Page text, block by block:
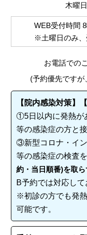
木曜
WEB受付時間
※土曜日のみ
お電話での
(予約優先です
【院内感染対策】
①5日以内に発熱が
等の感染症の方と
③新型コロナ・イ
等の感染症の検査
約・当日順番)を取ら
B予約では対応して
※初診の方でも発
可能です。